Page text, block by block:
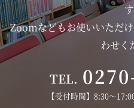
す
Zoomなどもお使いいただ
わせく
TEL.
【受付時間】8:30～